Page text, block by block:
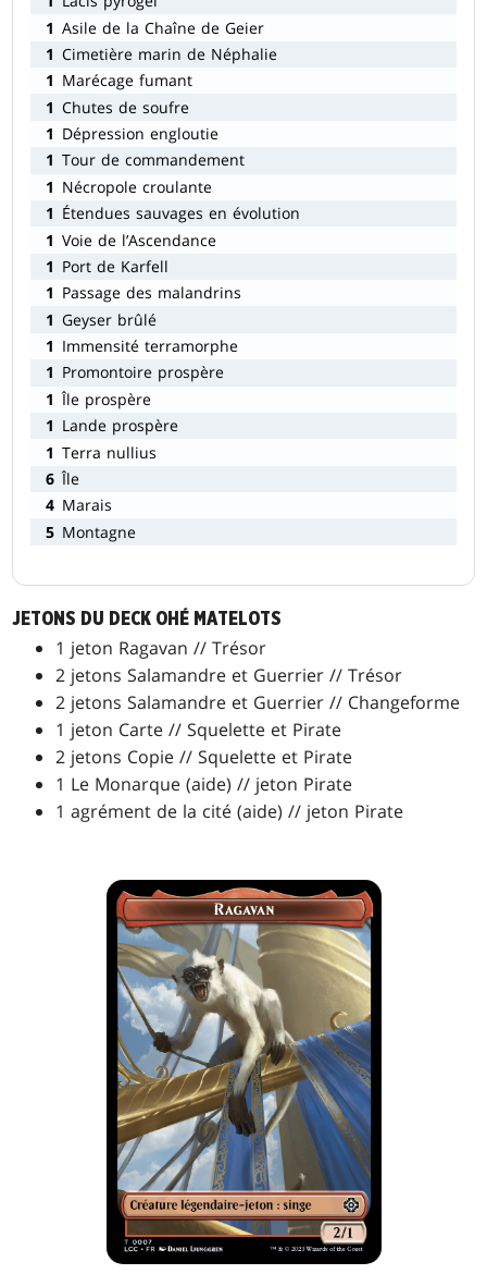
1 Asile de la Chaîne de Geier
1 Cimetière marin de Néphalie
1 Marécage fumant
1 Chutes de soufre
1 Dépression engloutie
1 Tour de commandement
1 Nécropole croulante
1 Étendues sauvages en évolution
1 Voie de l’Ascendance
1 Port de Karfell
1 Passage des malandrins
1 Geyser brûlé
1 Immensité terramorphe
1 Promontoire prospère
1 Île prospère
1 Lande prospère
1 Terra nullius
6 Île
4 Marais
5 Montagne
JETONS DU DECK OHÉ MATELOTS
1 jeton Ragavan // Trésor
2 jetons Salamandre et Guerrier // Trésor
2 jetons Salamandre et Guerrier // Changeforme
1 jeton Carte // Squelette et Pirate
2 jetons Copie // Squelette et Pirate
1 Le Monarque (aide) // jeton Pirate
1 agrément de la cité (aide) // jeton Pirate